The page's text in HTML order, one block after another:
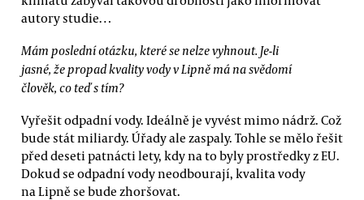
autory studie…
Mám poslední otázku, které se nelze vyhnout. Je-li
jasné, že propad kvality vody v Lipně má na svědomí
člověk, co teď s tím?
Vyřešit odpadní vody. Ideálně je vyvést mimo nádrž. Což
bude stát miliardy. Úřady ale zaspaly. Tohle se mělo řešit
před deseti patnácti lety, kdy na to byly prostředky z EU.
Dokud se odpadní vody neodbourají, kvalita vody
na Lipně se bude zhoršovat.